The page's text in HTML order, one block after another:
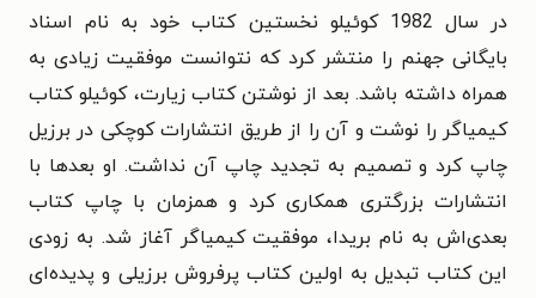
در سال 1982 کوئیلو نخستین کتاب خود به نام اسناد
بایگانی جهنم را منتشر کرد که نتوانست موفقیت زیادی به
همراه داشته باشد. بعد از نوشتن کتاب زیارت، کوئیلو کتاب
کیمیاگر را نوشت و آن را از طریق انتشارات کوچکی در برزیل
چاپ کرد و تصمیم به تجدید چاپ آن نداشت. او بعدها با
انتشارات بزرگتری همکاری کرد و همزمان با چاپ کتاب
بعدی‌اش به نام بریدا، موفقیت کیمیاگر آغاز شد. به زودی
این کتاب تبدیل به اولین کتاب پرفروش برزیلی و پدیده‌ای